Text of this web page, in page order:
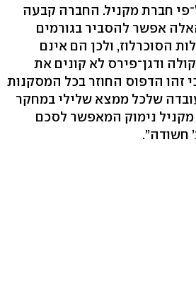
חברת מקניל. החברה קבעה
אפשר להסביר בגורמים
הסוכרלוז, ולכן הם אינם
ודגן־פירס לא קונים את
זהו הדפוס החוזר בכל המסקנות
שלכל ממצא שלילי במחקר
נימוק המאפשר לסכם
חשודה”.